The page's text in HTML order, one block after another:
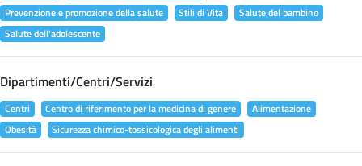
Prevenzione e promozione della salute
Stili di Vita
Salute del bambino
Salute dell'adolescente
Dipartimenti/Centri/Servizi
Centri Centro di riferimento per la medicina di genere
Alimentazione
Obesità
Sicurezza chimico-tossicologica degli alimenti